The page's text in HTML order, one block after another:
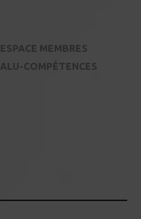
ESPACE MEMBRES
ALU-COMPÉTENCES